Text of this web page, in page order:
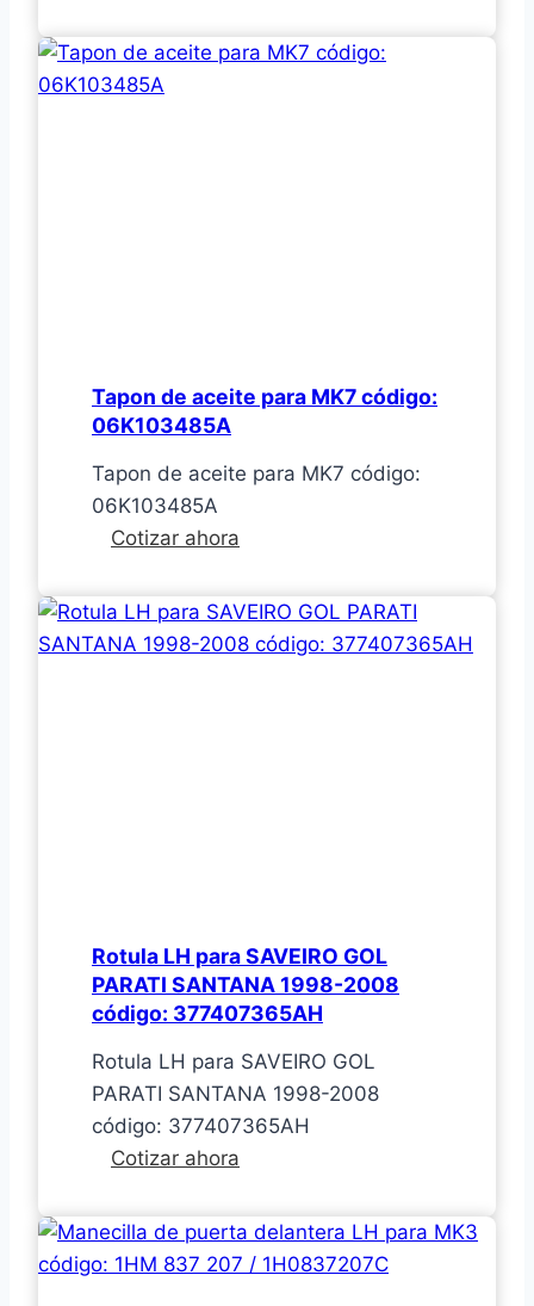
aceite
E
Tapon de aceite para MK7 código:
06K103485A
Tapon de aceite para MK7 código:
06K103485A
Cotizar ahora
aceite
para
Rotula LH para SAVEIRO GOL
PARATI SANTANA 1998-2008
código: 377407365AH
Rotula LH para SAVEIRO GOL
PARATI SANTANA 1998-2008
código: 377407365AH
Cotizar ahora
para
SAVEIRO